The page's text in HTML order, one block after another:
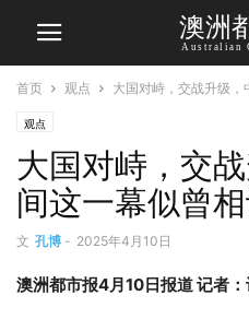
澳洲
Australian
首页 观点 大国对峙，交战升级
观点
大国对峙，交
间这一幕似曾
文 孔博 - 2025年4月10日
澳洲都市报4月10日报道 记者